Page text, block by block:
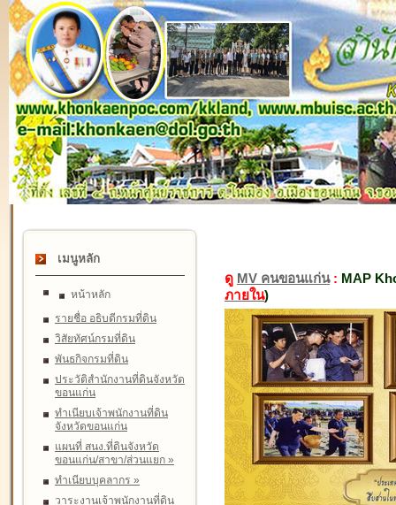
เมนูหลัก
หน้าหลัก
รายชื่อ อธิบดีกรมที่ดิน
วิสัยทัศน์กรมที่ดิน
พันธกิจกรมที่ดิน
ประวัติสำนักงานที่ดินจังหวัด
ขอนแก่น
ทำเนียบเจ้าพนักงานที่ดิน
จังหวัดขอนแก่น
แผนที่ สนง.ที่ดินจังหวัด
ขอนแก่น/สาขา/ส่วนแยก »
ทำเนียบบุคลากร »
วาระงานเจ้าพนักงานที่ดิน
ดู MV คนขอนแก่น: MAP
ภายใน)